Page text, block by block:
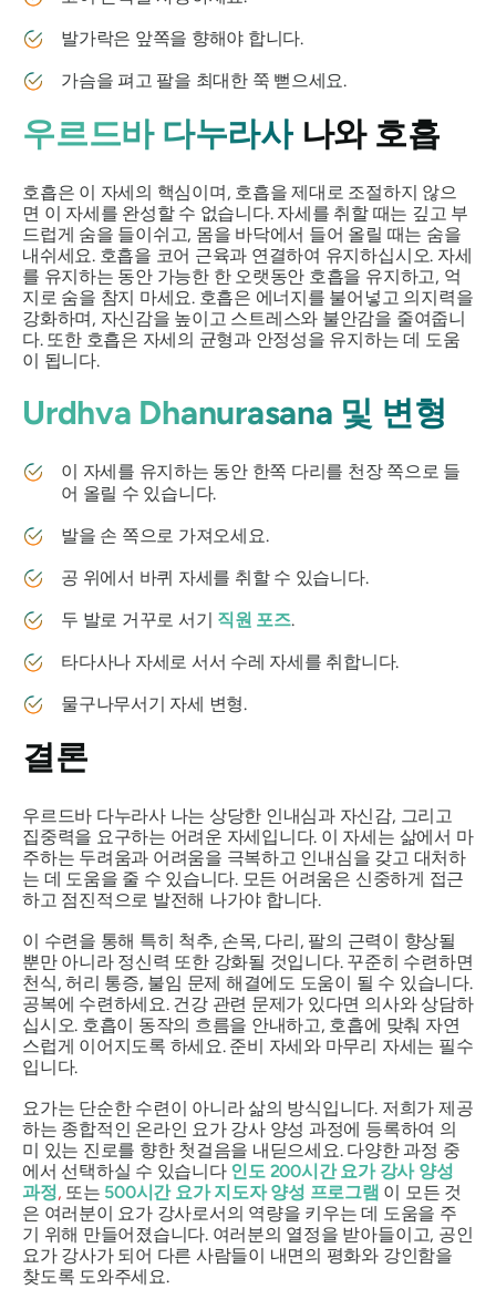
발가락은 앞쪽을 향해야 합니다.
가슴을 펴고 팔을 최대한 쭉 뻗으세요.
우르드바 다누라사나와 호흡
호흡은 이 자세의 핵심이며, 호흡을 제대로 조절하지 않으
면 이 자세를 완성할 수 없습니다. 자세를 취할 때는 깊고 부
드럽게 숨을 들이쉬고, 몸을 바닥에서 들어 올릴 때는 숨을
내쉬세요. 호흡을 코어 근육과 연결하여 유지하십시오. 자세
를 유지하는 동안 가능한 한 오랫동안 호흡을 유지하고, 억
지로 숨을 참지 마세요. 호흡은 에너지를 불어넣고 의지력을
강화하며, 자신감을 높이고 스트레스와 불안감을 줄여줍니
다. 또한 호흡은 자세의 균형과 안정성을 유지하는 데 도움
이 됩니다.
Urdhva Dhanurasana 및 변형
이 자세를 유지하는 동안 한쪽 다리를 천장 쪽으로 들
어 올릴 수 있습니다.
발을 손 쪽으로 가져오세요.
공 위에서 바퀴 자세를 취할 수 있습니다.
두 발로 거꾸로 서기 직원 포즈.
타다사나 자세로 서서 수레 자세를 취합니다.
물구나무서기 자세 변형.
결론
우르드바 다누라사나는 상당한 인내심과 자신감, 그리고
집중력을 요구하는 어려운 자세입니다. 이 자세는 삶에서 마
주하는 두려움과 어려움을 극복하고 인내심을 갖고 대처하
는 데 도움을 줄 수 있습니다. 모든 어려움은 신중하게 접근
하고 점진적으로 발전해 나가야 합니다.
이 수련을 통해 특히 척추, 손목, 다리, 팔의 근력이 향상될
뿐만 아니라 정신력 또한 강화될 것입니다. 꾸준히 수련하면
천식, 허리 통증, 불임 문제 해결에도 도움이 될 수 있습니다.
공복에 수련하세요. 건강 관련 문제가 있다면 의사와 상담하
십시오. 호흡이 동작의 흐름을 안내하고, 호흡에 맞춰 자연
스럽게 이어지도록 하세요. 준비 자세와 마무리 자세는 필수
입니다.
요가는 단순한 수련이 아니라 삶의 방식입니다. 저희가 제공
하는 종합적인 온라인 요가 강사 양성 과정에 등록하여 의
미 있는 진로를 향한 첫걸음을 내딛으세요. 다양한 과정 중
에서 선택하실 수 있습니다 인도 200시간 요가 강사 양성
과정, 또는 500시간 요가 지도자 양성 프로그램 이 모든 것
은 여러분이 요가 강사로서의 역량을 키우는 데 도움을 주
기 위해 만들어졌습니다. 여러분의 열정을 받아들이고, 공인
요가 강사가 되어 다른 사람들이 내면의 평화와 강인함을
찾도록 도와주세요.